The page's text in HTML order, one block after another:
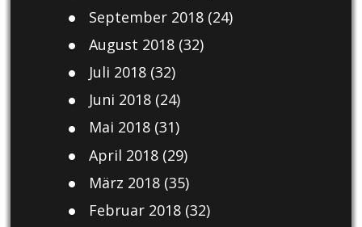
September 2018(24)
August 2018(32)
Juli 2018(32)
Juni 2018(24)
Mai 2018(31)
April 2018(29)
März 2018(35)
Februar 2018(32)